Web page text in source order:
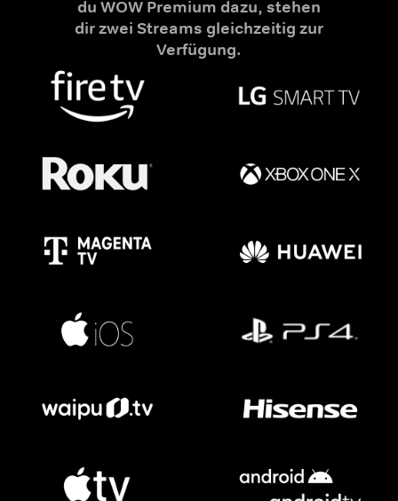
du WOW Premium dazu, stehen
dir zwei Streams gleichzeitig zur
Verfügung.